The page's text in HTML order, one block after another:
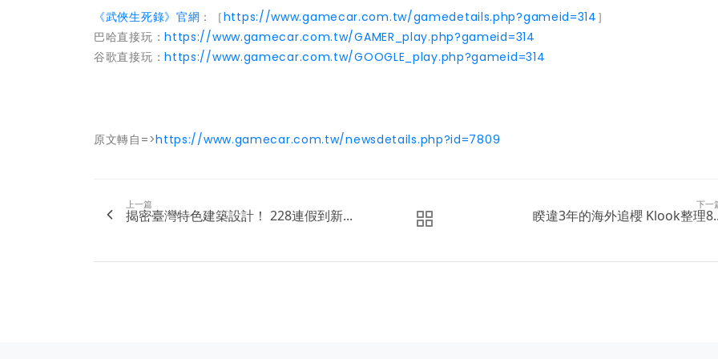
《武俠生死錄》官網 ：［https://www.gamecar.com.tw/gamedetails.php?gameid=314 ］
巴哈直接玩：https://www.gamecar.com.tw/GAMER_play.php?gameid=314
谷歌直接玩：https://www.gamecar.com.tw/GOOGLE_play.php?gameid=314
原文轉自=>https://www.gamecar.com.tw/newsdetails.php?id=7809
上一篇
揭密臺灣特色建築設計！ 228連假到新...
下一
睽違3年的海外追櫻 Klook整理